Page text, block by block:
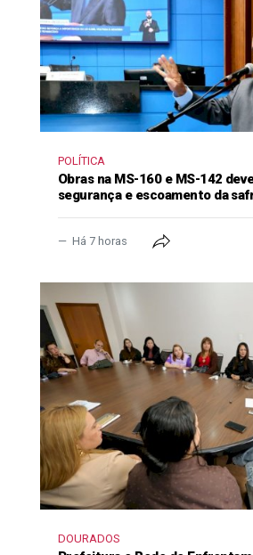
POLÍTICA
Obras na MS-160 e MS-142
segurança e escoamento da
Há 7 horas
DOURADOS